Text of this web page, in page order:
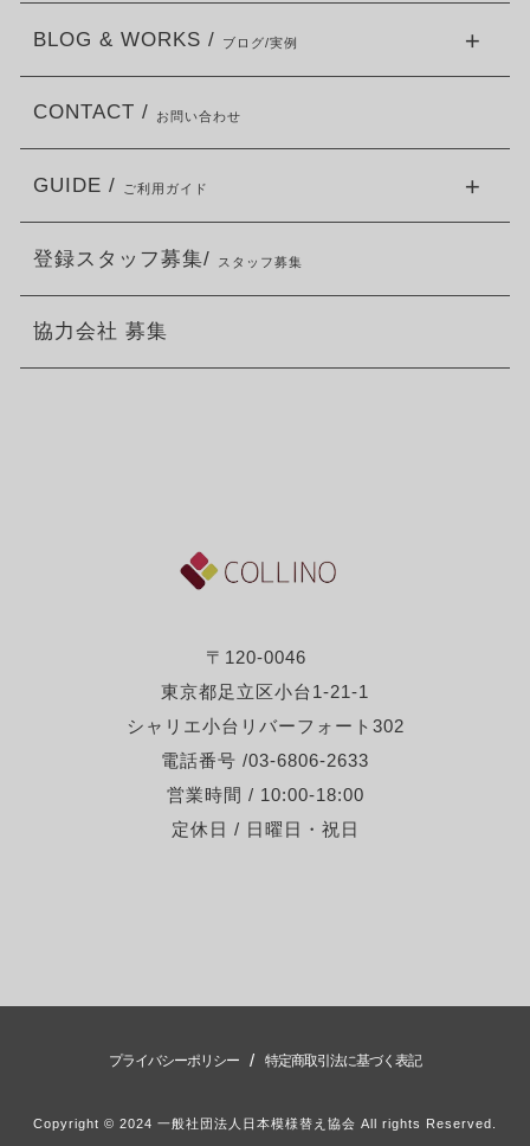
〒120-0046
東京都足立区小台1-21-1
シャリエ小台リバーフォート302
電話番号 /03-6806-2633
営業時間 / 10:00-18:00
定休日 / 日曜日・祝日
BLOG & WORKS / ブログ/実例
CONTACT / お問い合わせ
GUIDE / ご利用ガイド
登録スタッフ募集/ スタッフ募集
協力会社 募集
プライバシーポリシー / 特定商取引法に基づく表記
Copyright © 2024 一般社団法人日本模様替え協会 All rights Reserved.